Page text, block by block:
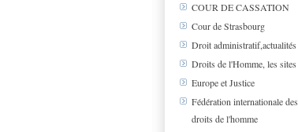
COUR DE CASSATION
Cour de Strasbourg
Droit administratif,actualités
Droits de l'Homme, les sites
Europe et Justice
Fédération internationale des
droits de l'homme